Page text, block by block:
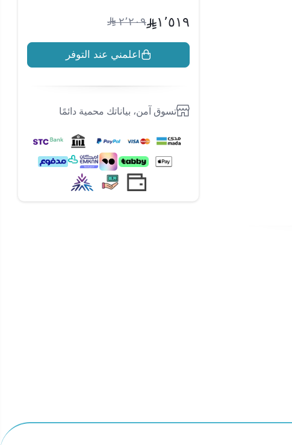
اسحب و افلت الملف هنا
استعراض
١٬٥١٩ ٢٬٢٠٩
اعلمني عند التوفر
تسوق آمن، بياناتك محمية دائمًا